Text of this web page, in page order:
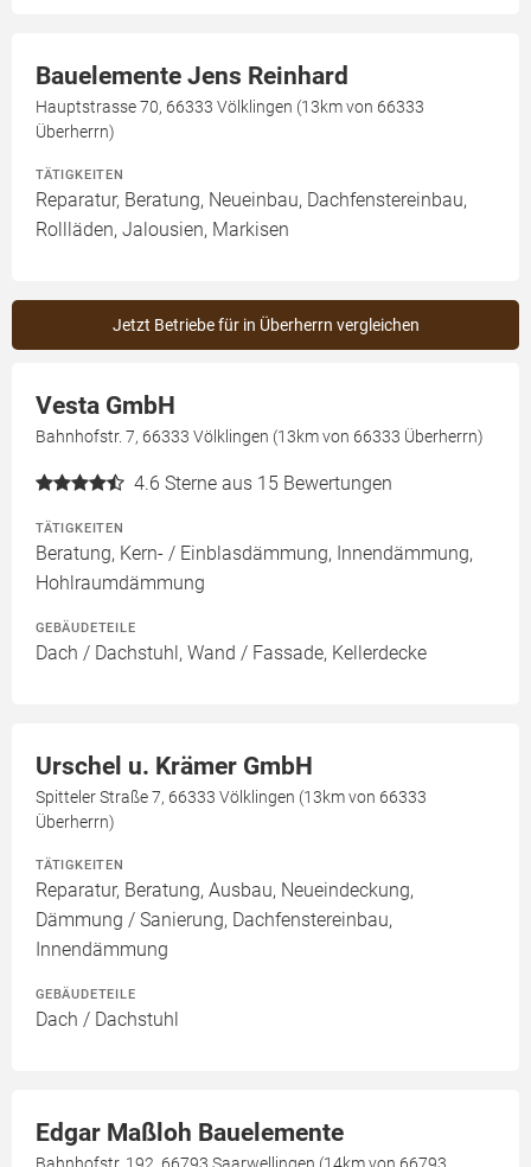
Bauelemente Jens Reinhard
Hauptstrasse 70, 66333 Völklingen (13km von 66333
Überherrn)
TÄTIGKEITEN
Reparatur, Beratung, Neueinbau, Dachfenstereinbau,
Rollläden, Jalousien, Markisen
Jetzt Betriebe für in Überherrn vergleichen
Vesta GmbH
Bahnhofstr. 7, 66333 Völklingen (13km von 66333 Überherrn)
4.6 Sterne aus 15 Bewertungen
TÄTIGKEITEN
Beratung, Kern- / Einblasdämmung, Innendämmung,
Hohlraumdämmung
GEBÄUDETEILE
Dach / Dachstuhl, Wand / Fassade, Kellerdecke
Urschel u. Krämer GmbH
Spitteler Straße 7, 66333 Völklingen (13km von 66333
Überherrn)
TÄTIGKEITEN
Reparatur, Beratung, Ausbau, Neueindeckung,
Dämmung / Sanierung, Dachfenstereinbau,
Innendämmung
GEBÄUDETEILE
Dach / Dachstuhl
Edgar Maßloh Bauelemente